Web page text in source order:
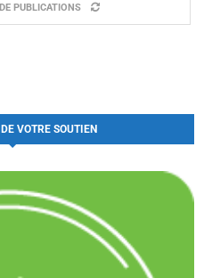
PUBLICATIONS
VOTRE SOUTIEN